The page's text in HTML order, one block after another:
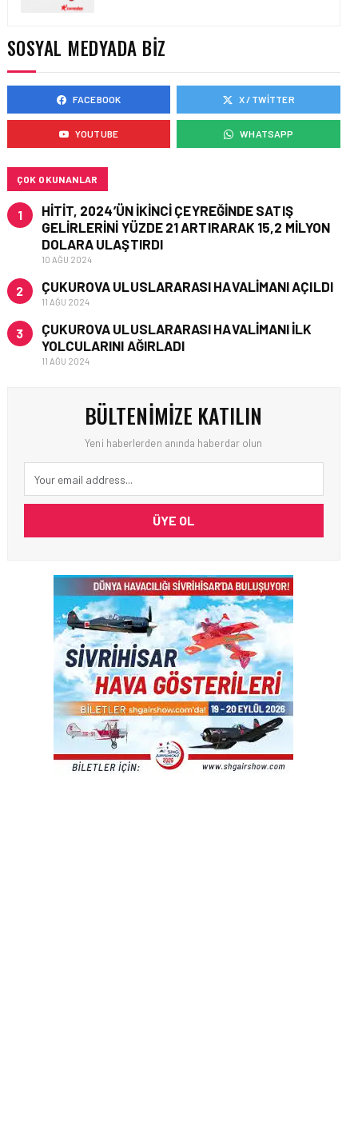
ALINIYOR?
HAVACILIK • 05 AĞU 2026
ÇELEBI HAVACILIK
MACARISTAN’DAN
BUDAPEŞTE GÖNÜLLÜ
SOSYAL MEDYADA BIZ
FACEBOOK X / TWITTER
YOUTUBE WHATSAPP
ÇOK OKUNANLAR
1
HITIT, 2024’ÜN IKINCI ÇEYREĞINDE SATIŞ
GELIRLERINI YÜZDE 21 ARTIRARAK 15,2 MILYON
DOLARA ULAŞTIRDI
10 AĞU 2024
2 ÇUKUROVA ULUSLARARASI HAVALIMANI AÇILDI
11 AĞU 2024
3
ÇUKUROVA ULUSLARARASI HAVALIMANI İLK
YOLCULARINI AĞIRLADI
11 AĞU 2024
BÜLTENIMIZE KATILIN
Yeni haberlerden anında haberdar olun
ÜYE OL